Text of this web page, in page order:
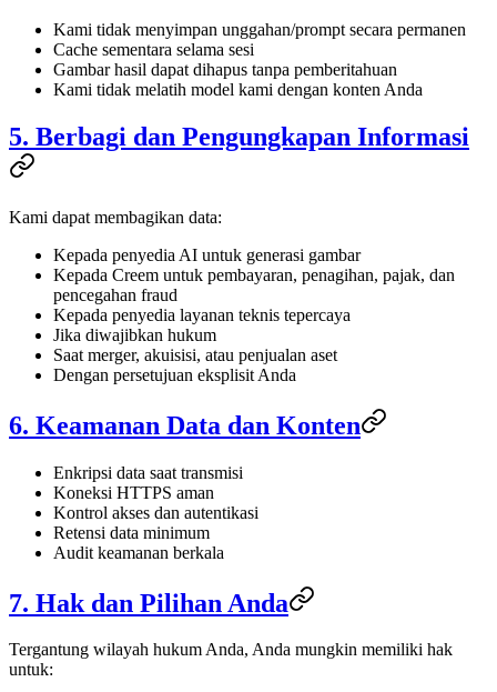
Kami tidak menyimpan unggahan/prompt secara permanen
Cache sementara selama sesi
Gambar hasil dapat dihapus tanpa pemberitahuan
Kami tidak melatih model kami dengan konten Anda
5. Berbagi dan Pengungkapan Informasi
Kami dapat membagikan data:
Kepada penyedia AI untuk generasi gambar
Kepada Creem untuk pembayaran, penagihan, pajak, dan
pencegahan fraud
Kepada penyedia layanan teknis tepercaya
Jika diwajibkan hukum
Saat merger, akuisisi, atau penjualan aset
Dengan persetujuan eksplisit Anda
6. Keamanan Data dan Konten
Enkripsi data saat transmisi
Koneksi HTTPS aman
Kontrol akses dan autentikasi
Retensi data minimum
Audit keamanan berkala
7. Hak dan Pilihan Anda
Tergantung wilayah hukum Anda, Anda mungkin memiliki hak
untuk: